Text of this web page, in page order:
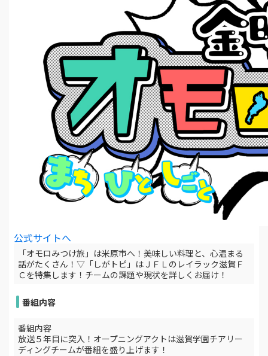
公式サイトへ
「オモロみつけ旅」は米原市へ！美味しい料理と、心温まる
話がたくさん！▽「しがトピ」はＪＦＬのレイラック滋賀Ｆ
Ｃを特集します！チームの課題や現状を詳しくお届け！
番組内容
番組内容
放送５年目に突入！オープニングアクトは滋賀学園チアリー
ディングチームが番組を盛り上げます！